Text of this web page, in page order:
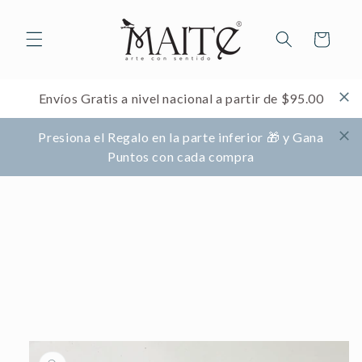
al contenido
Carrito
Envíos Gratis a nivel nacional a partir de $95.00
Presiona el Regalo en la parte inferior 🎁 y Gana
Puntos con cada compra